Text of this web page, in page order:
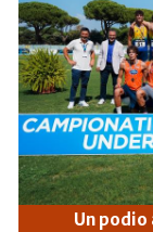
Un podio